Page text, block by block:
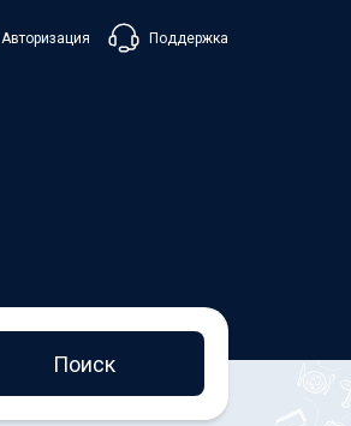
Авторизация Поддержка
Чат в Messenger
Поиск